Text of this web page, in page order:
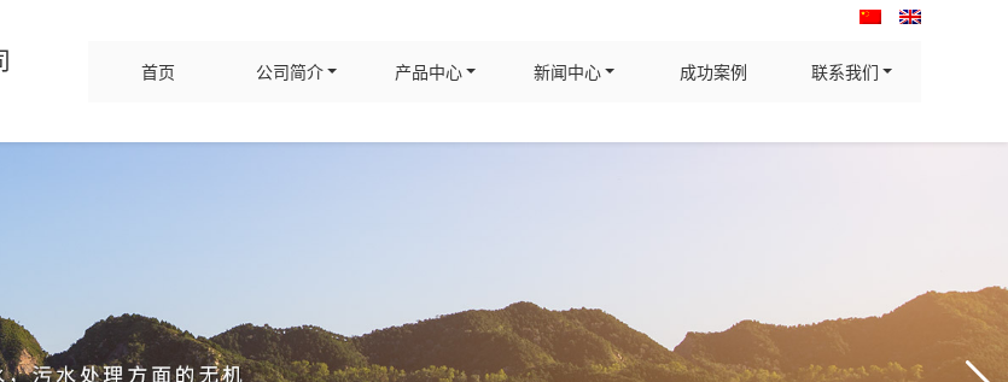
首页 公司简介 产品中心 新闻中心 成功案例 联系我们